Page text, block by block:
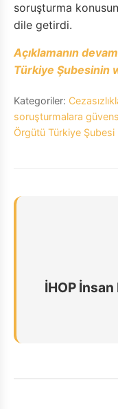
soruşturma
dile getirdi.
Açıklamanın
Türkiye Şubesinin
Kategoriler:
soruşturmalara
Örgütü Türkiye Şubesi
İHOP